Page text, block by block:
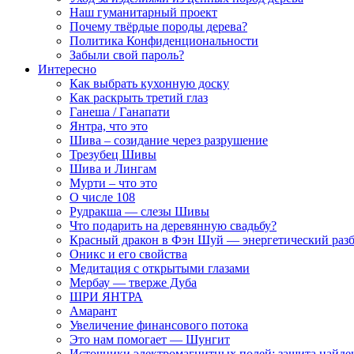
Наш гуманитарный проект
Почему твёрдые породы дерева?
Политика Конфиденциональности
Забыли свой пароль?
Интересно
Как выбрать кухонную доску
Как раскрыть третий глаз
Ганеша / Ганапати
Янтра, что это
Шива – созидание через разрушение
Трезубец Шивы
Шива и Лингам
Мурти – что это
О числе 108
Рудракша — слезы Шивы
Что подарить на деревянную свадьбу?
Красный дракон в Фэн Шуй — энергетический
Оникс и его свойства
Медитация с открытыми глазами
Мербау — тверже Дуба
ШРИ ЯНТРА
Амарант
Увеличение финансового потока
Это нам помогает — Шунгит